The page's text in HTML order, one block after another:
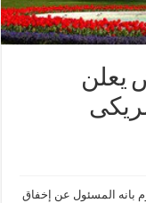
يعلن
بانه المسئول عن إخفاق